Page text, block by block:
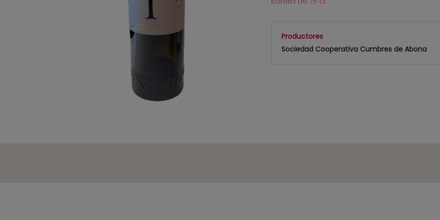
Productores
Sociedad Cooperativa Cumbres de Abona